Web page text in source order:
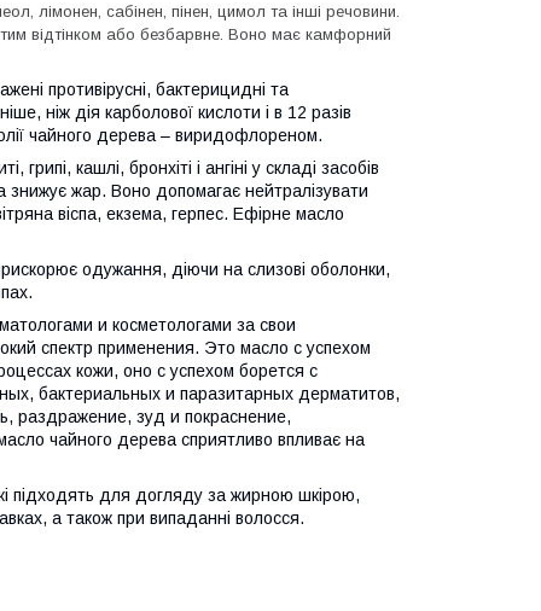
лімонен, сабінен, пінен, цимол та інші речовини.
відтінком або безбарвне. Воно має камфорний
противірусні, бактерицидні та
ніж дія карболової кислоти і в 12 разів
чайного дерева – виридофлореном.
кашлі, бронхіті і ангіні у складі засобів
знижує жар. Воно допомагає нейтралізувати
віспа, екзема, герпес. Ефірне масло
одужання, діючи на слизові оболонки,
и косметологами за свои
спектр применения. Это масло с успехом
кожи, оно с успехом борется с
бактериальных и паразитарных дерматитов,
раздражение, зуд и покраснение,
чайного дерева сприятливо впливає на
підходять для догляду за жирною шкірою,
а також при випаданні волосся.